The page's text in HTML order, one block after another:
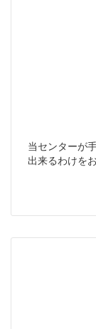
当センターが
出来るわけを